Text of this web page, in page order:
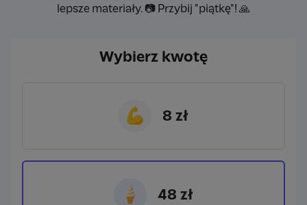
lepsze materiały. 📷 Przybij "piątkę"! 🙏
Wybierz kwotę
💪 8 zł
🍦 48 zł